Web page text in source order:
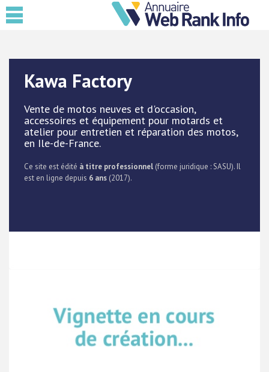
Kawa Factory
Vente de motos neuves et d'occasion,
accessoires et équipement pour motards et
atelier pour entretien et réparation des motos,
en Ile-de-France.
Ce site est édité à titre professionnel (forme juridique : SASU). Il
est en ligne depuis 6 ans (2017).